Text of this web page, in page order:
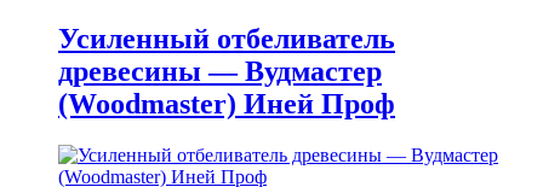
Усиленный отбеливатель
древесины — Вудмастер
(Woodmaster) Иней Проф